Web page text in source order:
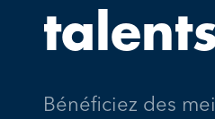
Bénéficiez des